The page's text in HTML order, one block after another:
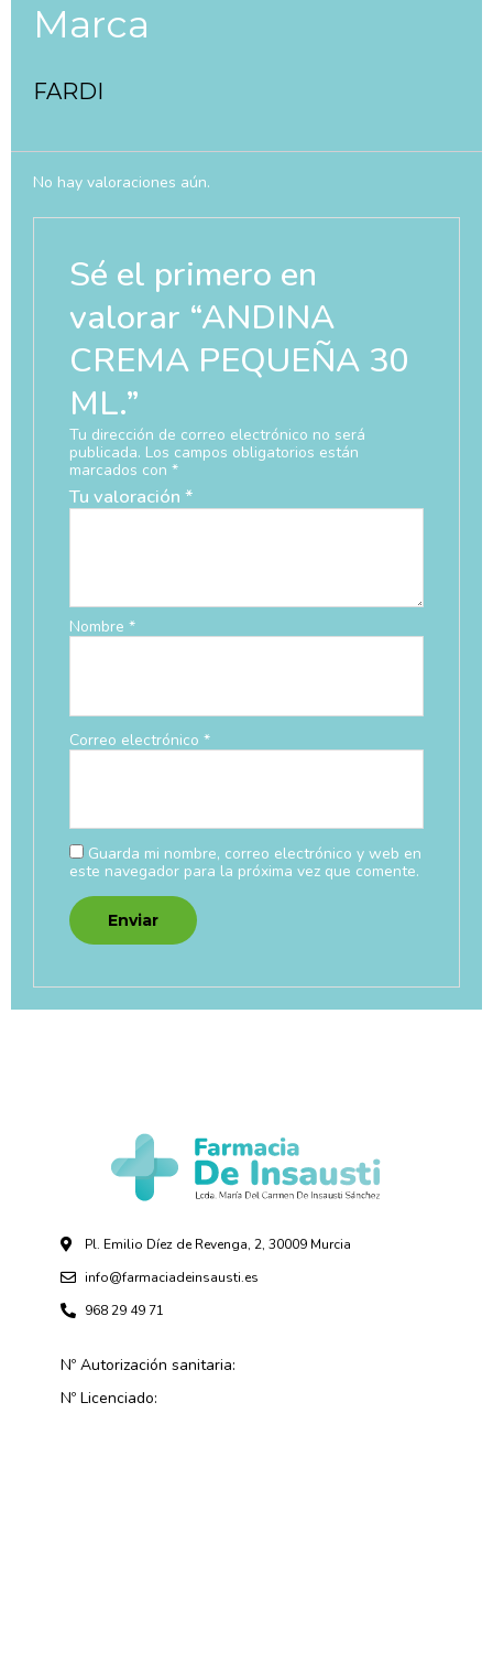
Marca
FARDI
No hay valoraciones aún.
Sé el primero en
valorar “ANDINA
CREMA PEQUEÑA 30
ML.”
Tu dirección de correo electrónico no será
publicada. Los campos obligatorios están
marcados con *
Tu valoración *
Nombre *
Correo electrónico *
Guarda mi nombre, correo electrónico y web en
este navegador para la próxima vez que comente.
Pl. Emilio Díez de Revenga, 2, 30009 Murcia
info@farmaciadeinsausti.es
968 29 49 71
Nº Autorización sanitaria:
Nº Licenciado: